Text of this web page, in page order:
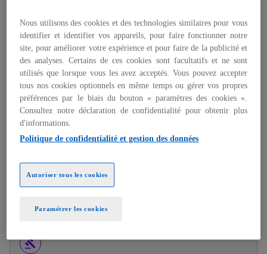
Advisory
Nous accompagnons les organisations dans la
transformation de leurs modèles opérationnels
en alliant maîtrise des risques, structuration
des processus et innovation technologique au
service d’une création de valeur durable.
En savoir plus
Pour KPMG, certifier l'information comptable et
financière, c'est contribuer à renforcer la
confiance des investisseurs.
gavel
Nous utilisons des cookies et des technologies similaires pour vous
identifier et identifier vos appareils, pour faire fonctionner notre
site, pour améliorer votre expérience et pour faire de la publicité et
des analyses. Certains de ces cookies sont facultatifs et ne sont
utilisés que lorsque vous les avez acceptés. Vous pouvez accepter
tous nos cookies optionnels en même temps ou gérer vos propres
préférences par le biais du bouton « paramètres des cookies ».
Consultez notre déclaration de confidentialité pour obtenir plus
d'informations.
Politique de confidentialité et gestion des données
Paramétrer les cookies
Autoriser tous les cookies